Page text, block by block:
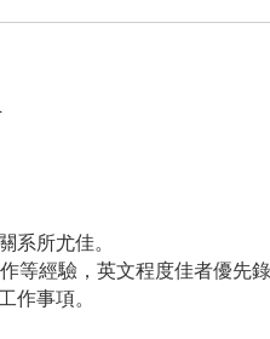
系所尤佳。
等經驗，英文程度佳者優先
作事項。